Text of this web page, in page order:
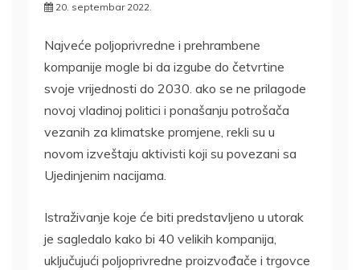
20. septembar 2022.
Najveće poljoprivredne i prehrambene
kompanije mogle bi da izgube do četvrtine
svoje vrijednosti do 2030. ako se ne prilagode
novoj vladinoj politici i ponašanju potrošača
vezanih za klimatske promjene, rekli su u
novom izveštaju aktivisti koji su povezani sa
Ujedinjenim nacijama.
Istraživanje koje će biti predstavljeno u utorak
je sagledalo kako bi 40 velikih kompanija,
uključujući poljoprivredne proizvođače i trgovce